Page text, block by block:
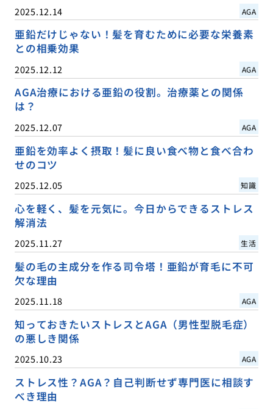
2025.12.14 AGA
亜鉛だけじゃない！髪を育むために必要な栄養素
との相乗効果
2025.12.12 AGA
AGA治療における亜鉛の役割。治療薬との関係
は？
2025.12.07 AGA
亜鉛を効率よく摂取！髪に良い食べ物と食べ合わ
せのコツ
2025.12.05 知識
心を軽く、髪を元気に。今日からできるストレス
解消法
2025.11.27 生活
髪の毛の主成分を作る司令塔！亜鉛が育毛に不可
欠な理由
2025.11.18 AGA
知っておきたいストレスとAGA（男性型脱毛症）
の悪しき関係
2025.10.23 AGA
ストレス性？AGA？自己判断せず専門医に相談す
べき理由